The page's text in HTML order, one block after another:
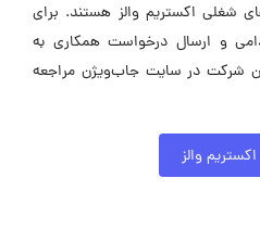
شغلی اکستریم والز هستند. برای
و ارسال درخواست همکاری به
شرکت در سایت جاب‌ویژن مراجعه
والز